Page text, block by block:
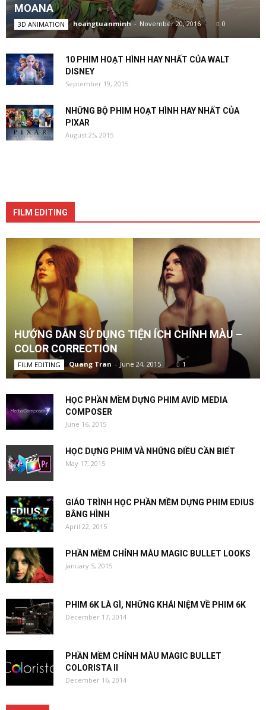
MOANA
3D ANIMATION hoangtuanminh - November 20, 2016 0
10 PHIM HOẠT HÌNH HAY NHẤT CỦA WALT
DISNEY
September 19, 2015
NHỮNG BỘ PHIM HOẠT HÌNH HAY NHẤT CỦA
PIXAR
August 25, 2015
FILM EDITING
HƯỚNG DẪN SỬ DỤNG TIỆN ÍCH CHỈNH MÀU –
COLOR CORRECTION
FILM EDITING Quang Tran - June 24, 2015 1
HỌC PHẦN MỀM DỰNG PHIM AVID MEDIA
COMPOSER
June 16, 2015
HỌC DỰNG PHIM VÀ NHỮNG ĐIỀU CẦN BIẾT
May 17, 2015
GIÁO TRÌNH HỌC PHẦN MỀM DỰNG PHIM EDIUS
BẰNG HÌNH
April 22, 2015
PHẦN MỀM CHỈNH MÀU MAGIC BULLET LOOKS
January 5, 2015
PHIM 6K LÀ GÌ, NHỮNG KHÁI NIỆM VỀ PHIM 6K
December 17, 2014
PHẦN MỀM CHỈNH MÀU MAGIC BULLET
COLORISTA II
December 16, 2014